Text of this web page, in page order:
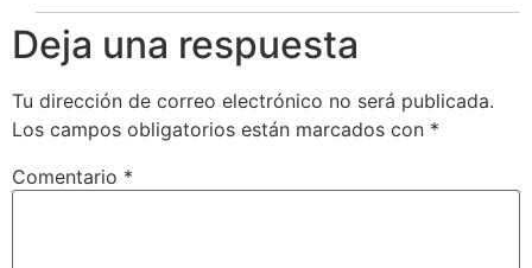
Deja una respuesta
Tu dirección de correo electrónico no será publicada.
Los campos obligatorios están marcados con *
Comentario *